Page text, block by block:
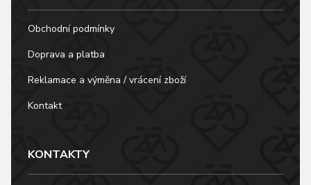
Obchodní podmínky
Doprava a platba
Reklamace a výměna / vrácení zboží
Kontakt
KONTAKTY